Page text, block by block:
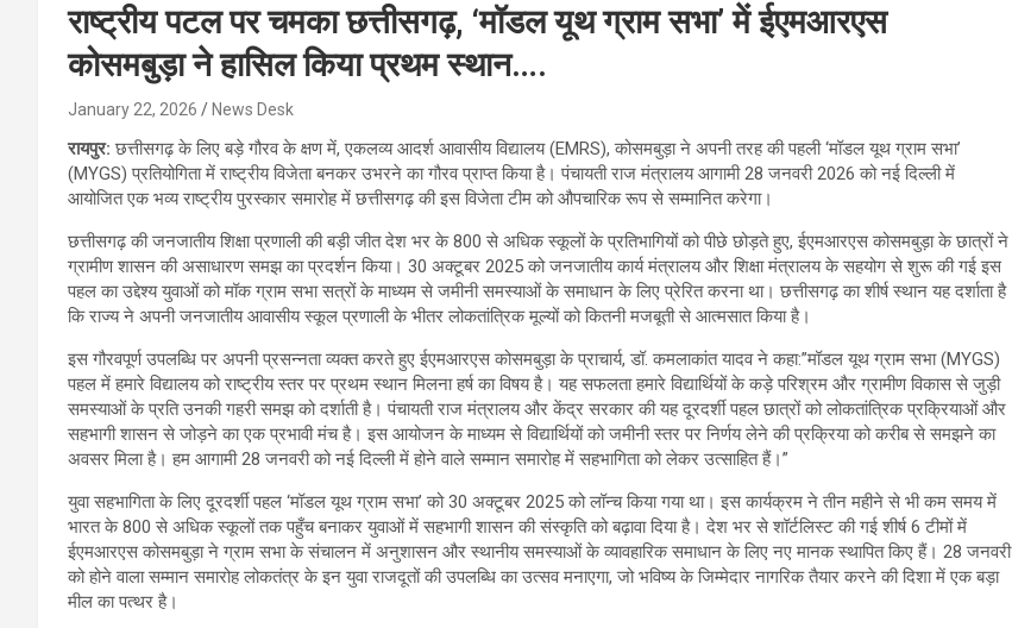
राष्ट्रीय पटल पर चमका छत्तीसगढ़, ‘मॉडल यूथ ग्राम सभा’ में ईएमआरएस
कोसमबुड़ा ने हासिल किया प्रथम स्थान….
January 22, 2026 News Desk
रायपुर:छत्तीसगढ़ के लिए बड़े गौरव के क्षण में, एकलव्य आदर्श आवासीय विद्यालय (EMRS), कोसमबुड़ा ने अपनी तरह की पहली ‘मॉडल यूथ ग्राम सभा’
(MYGS) प्रतियोगिता में राष्ट्रीय विजेता बनकर उभरने का गौरव प्राप्त किया है। पंचायती राज मंत्रालय आगामी 28 जनवरी 2026 को नई दिल्ली में
आयोजित एक भव्य राष्ट्रीय पुरस्कार समारोह में छत्तीसगढ़ की इस विजेता टीम को औपचारिक रूप से सम्मानित करेगा।
छत्तीसगढ़ की जनजातीय शिक्षा प्रणाली की बड़ी जीत देश भर के 800 से अधिक स्कूलों के प्रतिभागियों को पीछे छोड़ते हुए, ईएमआरएस कोसमबुड़ा के छात्रों ने
ग्रामीण शासन की असाधारण समझ का प्रदर्शन किया। 30 अक्टूबर 2025 को जनजातीय कार्य मंत्रालय और शिक्षा मंत्रालय के सहयोग से शुरू की गई इस
पहल का उद्देश्य युवाओं को मॉक ग्राम सभा सत्रों के माध्यम से जमीनी समस्याओं के समाधान के लिए प्रेरित करना था। छत्तीसगढ़ का शीर्ष स्थान यह दर्शाता है
कि राज्य ने अपनी जनजातीय आवासीय स्कूल प्रणाली के भीतर लोकतांत्रिक मूल्यों को कितनी मजबूती से आत्मसात किया है।
इस गौरवपूर्ण उपलब्धि पर अपनी प्रसन्नता व्यक्त करते हुए ईएमआरएस कोसमबुड़ा के प्राचार्य, डॉ. कमलाकांत यादव ने कहा:”मॉडल यूथ ग्राम सभा (MYGS)
पहल में हमारे विद्यालय को राष्ट्रीय स्तर पर प्रथम स्थान मिलना हर्ष का विषय है। यह सफलता हमारे विद्यार्थियों के कड़े परिश्रम और ग्रामीण विकास से जुड़ी
समस्याओं के प्रति उनकी गहरी समझ को दर्शाती है। पंचायती राज मंत्रालय और केंद्र सरकार की यह दूरदर्शी पहल छात्रों को लोकतांत्रिक प्रक्रियाओं और
सहभागी शासन से जोड़ने का एक प्रभावी मंच है। इस आयोजन के माध्यम से विद्यार्थियों को जमीनी स्तर पर निर्णय लेने की प्रक्रिया को करीब से समझने का
अवसर मिला है। हम आगामी 28 जनवरी को नई दिल्ली में होने वाले सम्मान समारोह में सहभागिता को लेकर उत्साहित हैं।”
युवा सहभागिता के लिए दूरदर्शी पहल ‘मॉडल यूथ ग्राम सभा’ को 30 अक्टूबर 2025 को लॉन्च किया गया था। इस कार्यक्रम ने तीन महीने से भी कम समय में
भारत के 800 से अधिक स्कूलों तक पहुँच बनाकर युवाओं में सहभागी शासन की संस्कृति को बढ़ावा दिया है। देश भर से शॉर्टलिस्ट की गई शीर्ष 6 टीमों में
ईएमआरएस कोसमबुड़ा ने ग्राम सभा के संचालन में अनुशासन और स्थानीय समस्याओं के व्यावहारिक समाधान के लिए नए मानक स्थापित किए हैं। 28 जनवरी
को होने वाला सम्मान समारोह लोकतंत्र के इन युवा राजदूतों की उपलब्धि का उत्सव मनाएगा, जो भविष्य के जिम्मेदार नागरिक तैयार करने की दिशा में एक बड़ा
मील का पत्थर है।